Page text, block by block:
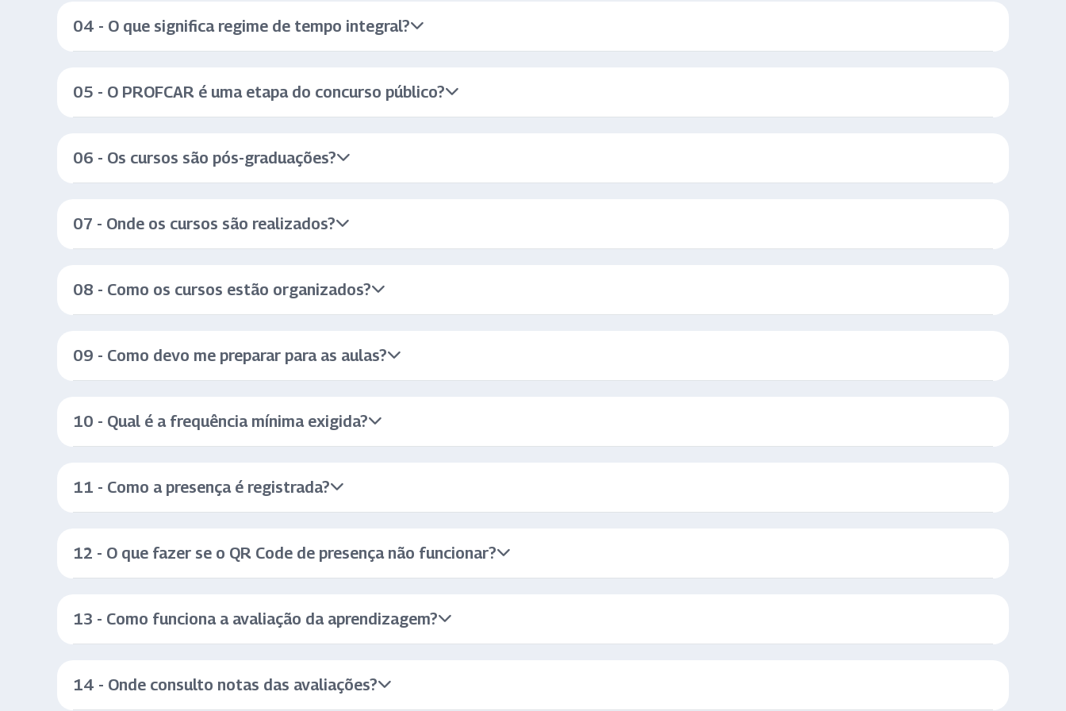
04 - O que significa regime de tempo integral?
05 - O PROFCAR é uma etapa do concurso público?
06 - Os cursos são pós-graduações?
07 - Onde os cursos são realizados?
08 - Como os cursos estão organizados?
09 - Como devo me preparar para as aulas?
10 - Qual é a frequência mínima exigida?
11 - Como a presença é registrada?
12 - O que fazer se o QR Code de presença não funcionar?
13 - Como funciona a avaliação da aprendizagem?
14 - Onde consulto notas das avaliações?